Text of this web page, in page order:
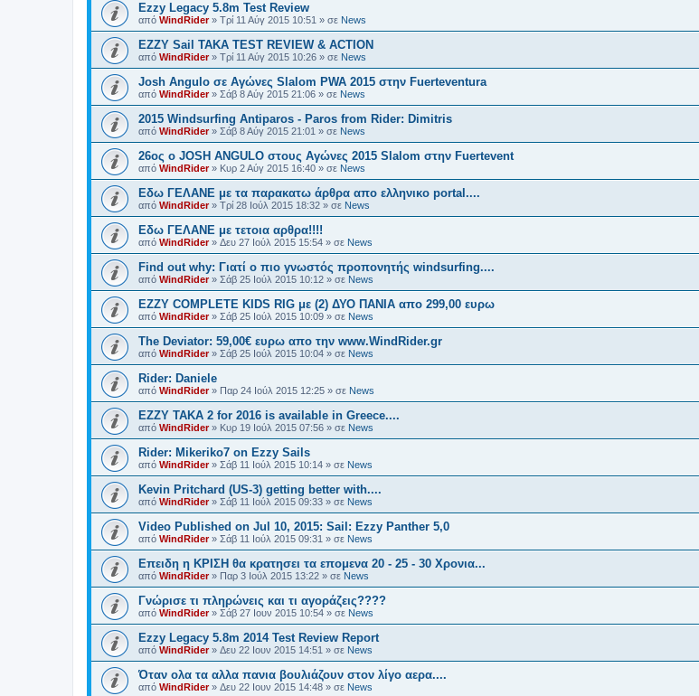
Ezzy Legacy 5.8m Test Review
από WindRider» Τρί 11 Αύγ 2015 10:51 » σε News
EZZY Sail TAKA TEST REVIEW & ACTION
από WindRider» Τρί 11 Αύγ 2015 10:26 » σε News
Josh Angulo σε Αγώνες Slalom PWA 2015 στην Fuerteventura
από WindRider» Σάβ 8 Αύγ 2015 21:06 » σε News
2015 Windsurfing Antiparos - Paros from Rider: Dimitris
από WindRider» Σάβ 8 Αύγ 2015 21:01 » σε News
26oς ο JOSH ANGULO στους Αγώνες 2015 Slalom στην Fuertevent
από WindRider» Κυρ 2 Αύγ 2015 16:40 » σε News
Εδω ΓΕΛΑΝΕ με τα παρακατω άρθρα απο ελληνικο portal....
από WindRider» Τρί 28 Ιούλ 2015 18:32 » σε News
Eδω ΓΕΛΑΝΕ με τετοια αρθρα!!!!
από WindRider» Δευ 27 Ιούλ 2015 15:54 » σε News
Find out why: Γιατί ο πιο γνωστός προπονητής windsurfing....
από WindRider» Σάβ 25 Ιούλ 2015 10:12 » σε News
EZZY COMPLETE KIDS RIG με (2) ΔΥΟ ΠΑΝΙΑ απο 299,00 ευρω
από WindRider» Σάβ 25 Ιούλ 2015 10:09 » σε News
The Deviator: 59,00€ ευρω απο την www.WindRider.gr
από WindRider» Σάβ 25 Ιούλ 2015 10:04 » σε News
Rider: Daniele
από WindRider» Παρ 24 Ιούλ 2015 12:25 » σε News
EZZY TAKA 2 for 2016 is available in Greece....
από WindRider» Κυρ 19 Ιούλ 2015 07:56 » σε News
Rider: Mikeriko7 on Ezzy Sails
από WindRider» Σάβ 11 Ιούλ 2015 10:14 » σε News
Kevin Pritchard (US-3) getting better with....
από WindRider» Σάβ 11 Ιούλ 2015 09:33 » σε News
Video Published on Jul 10, 2015: Sail: Ezzy Panther 5,0
από WindRider» Σάβ 11 Ιούλ 2015 09:31 » σε News
Επειδη η ΚΡΙΣΗ θα κρατησει τα επομενα 20 - 25 - 30 Χρονια...
από WindRider» Παρ 3 Ιούλ 2015 13:22 » σε News
Γνώρισε τι πληρώνεις και τι αγοράζεις????
από WindRider» Σάβ 27 Ιουν 2015 10:54 » σε News
Ezzy Legacy 5.8m 2014 Test Review Report
από WindRider» Δευ 22 Ιουν 2015 14:51 » σε News
Όταν ολα τα αλλα πανια βουλιάζουν στον λίγο αερα....
από WindRider» Δευ 22 Ιουν 2015 14:48 » σε News